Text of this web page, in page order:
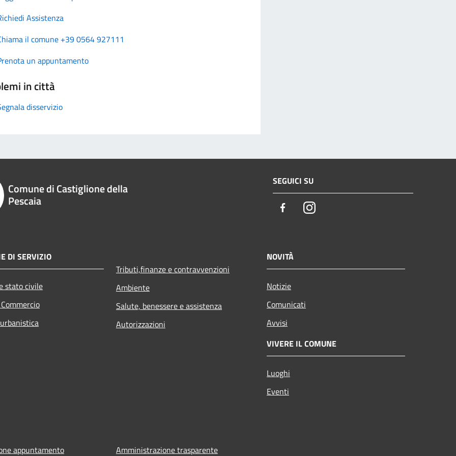
Assistenza
il comune +39 0564 927111
un appuntamento
in città
disservizio
Comune di Castiglione della
Pescaia
SEGUICI SU
FacebookInstagram
DI SERVIZIO
stato civile
Tributi,finanze e contravvenzioni
Ambiente
Salute, benessere e assistenza
Autorizzazioni
NOVITÀ
Notizie
Comunicati
Avvisi
VIVERE IL COMUNE
Luoghi
Eventi
appuntamento Amministrazione trasparente